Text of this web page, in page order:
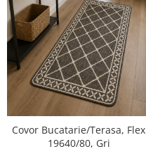
Covor Bucatarie/Terasa, Flex
19640/80, Gri